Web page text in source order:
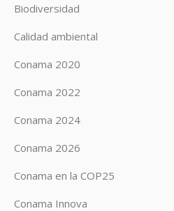
Biodiversidad
Calidad ambiental
Conama 2020
Conama 2022
Conama 2024
Conama 2026
Conama en la COP25
Conama Innova